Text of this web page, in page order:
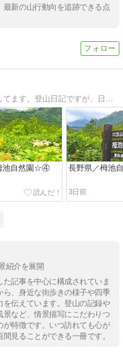
新の山行動向を追跡できる点
登山の楽しさや高山植物など紹介してます。登山日記ですが、日々の出来事も書いています。
池自然園☆④ 長野県／栂池
3日前
紹介を展開
記事を中心に構成されていま
、身近な街歩きの様子や四季
伝えています。登山の記録や
など、情景描写にこだわりつ
特徴です。いつ訪れても心が
見ることができる一冊です。